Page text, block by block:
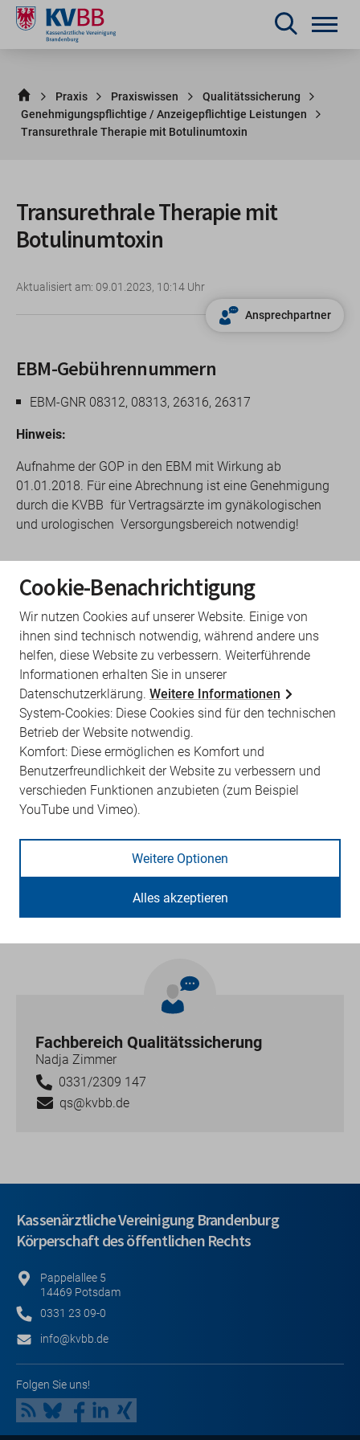
Praxis Praxiswissen
Qualitätssicherung
Genehmigungspflichtige / Anzeigepflichtige Leistungen
Transurethrale Therapie mit Botulinumtoxin
Transurethrale Therapie mit
Botulinumtoxin
Aktualisiert am: 09.01.2023, 10:14 Uhr
Ansprechpartner
EBM-Gebührennummern
EBM-GNR 08312, 08313, 26316, 26317
Hinweis:
Aufnahme der GOP in den EBM mit Wirkung ab
01.01.2018. Für eine Abrechnung ist eine Genehmigung
durch die KVBB für Vertragsärzte im gynäkologischen
und urologischen Versorgungsbereich notwendig!
Rechtsgrundlage
Die Berechnung der GOP 08312 und 26316 setzt eine
Genehmigung der KV voraus. Diese wird erteilt, wenn
jährlich gegenüber der KV die Teilnahme an von der
jeweiligen Landesärztekammer anerkannten
Fortbildungen zur Therapie von
Blasenfunktionsstörungen im Umfang von mindestens 8
Informationsblatt
Fachbereich Qualitätssicherung
Nadja Zimmer
0331/2309 147
qs@kvbb.de
Kassenärztliche Vereinigung Brandenburg
Körperschaft des öffentlichen Rechts
Pappelallee 5
14469 Potsdam
0331 23 09-0
info@kvbb.de
Folgen Sie uns!
Cookie-Benachrichtigung
Wir nutzen Cookies auf unserer Website. Einige von
ihnen sind technisch notwendig, während andere uns
helfen, diese Website zu verbessern. Weiterführende
Informationen erhalten Sie in unserer
Datenschutzerklärung. Weitere Informationen
System-Cookies: Diese Cookies sind für den technischen
Betrieb der Website notwendig.
Komfort: Diese ermöglichen es Komfort und
Benutzerfreundlichkeit der Website zu verbessern und
verschieden Funktionen anzubieten (zum Beispiel
YouTube und Vimeo).
Weitere Optionen
Alles akzeptieren